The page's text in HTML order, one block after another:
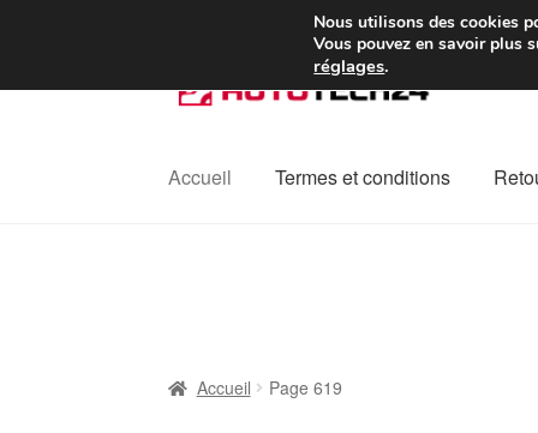
Colissimo livraison à
à
navigation
au
Accueil
Termes et conditions
Accueil Page 619
Nous utilisons des cookies
Vous pouvez en savoir plus
réglages.